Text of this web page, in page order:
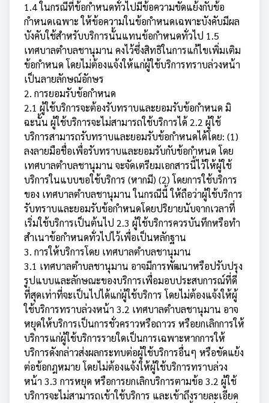
1.4 ในกรณีที่ข้อกำหนดทั่วไปมีข้อความขัดแย้งกับข้อ
กำหนดเฉพาะ ให้ข้อความในข้อกำหนดเฉพาะบังคับมีผล
บังคับใช้สำหรับบริการนั้นแทนข้อกำหนดทั่วไป 1.5
เทศบาลตำบลชานุมาน คงไว้ซึ่งสิทธิในการแก้ไขเพิ่มเติม
ข้อกำหนด โดยไม่ต้องแจ้งให้แก่ผู้ใช้บริการทราบล่วงหน้า
เป็นลายลักษณ์อักษร
2. การยอมรับข้อกำหนด
2.1 ผู้ใช้บริการจะต้องรับทราบและยอมรับข้อกำหนด มิ
ฉะนั้น ผู้ใช้บริการจะไม่สามารถใช้บริการได้ 2.2 ผู้ใช้
บริการสามารถรับทราบและยอมรับข้อกำหนดได้โดย: (1)
ลงลายมือชื่อเพื่อรับทราบและยอมรับกับข้อกำหนด โดย
เทศบาลตำบลชานุมาน จะจัดเตรียมเอกสารนี้ไว้ให้ผู้ใช้
บริการในแบบขอใช้บริการ (หากมี) (2) โดยการใช้บริการ
ของ เทศบาลตำบลชานุมาน ในกรณีนี้ ให้ถือว่าผู้ใช้บริการ
รับทราบและยอมรับข้อกำหนดโดยปริยายนับจากเวลาที่
เริ่มใช้บริการเป็นต้นไป 2.3 ผู้ใช้บริการควรบันทึกหรือทำ
สำเนาข้อกำหนดทั่วไปไว้เพื่อเป็นหลักฐาน
3. การให้บริการโดย เทศบาลตำบลชานุมาน
3.1 เทศบาลตำบลชานุมาน อาจมีการพัฒนาหรือปรับปรุง
รูปแบบและลักษณะของบริการเพื่อมอบประสบการณ์ที่ดี
ที่สุดเท่าที่จะเป็นไปได้แก่ผู้ใช้บริการ โดยไม่ต้องแจ้งให้ผู้
ใช้บริการทราบล่วงหน้า 3.2 เทศบาลตำบลชานุมาน อาจ
หยุดให้บริการเป็นการชั่วคราวหรือถาวร หรือยกเลิกการให้
บริการแก่ผู้ใช้บริการรายใดเป็นการเฉพาะหากการให้
บริการดังกล่าวส่งผลกระทบต่อผู้ใช้บริการอื่นๆ หรือขัดแย้ง
ต่อข้อกฎหมาย โดยไม่ต้องแจ้งให้ผู้ใช้บริการทราบล่วง
หน้า 3.3 การหยุด หรือการยกเลิกบริการตามข้อ 3.2 ผู้ใช้
บริการจะไม่สามารถเข้าใช้บริการ และเข้าถึงรายละเอียด